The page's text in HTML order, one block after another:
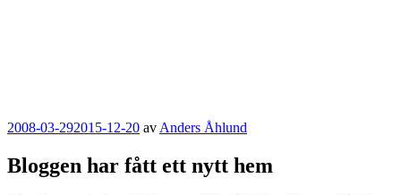
Publicerat
2008-03-292015-12-20 av Anders Åhlund
Bloggen har fått ett nytt hem